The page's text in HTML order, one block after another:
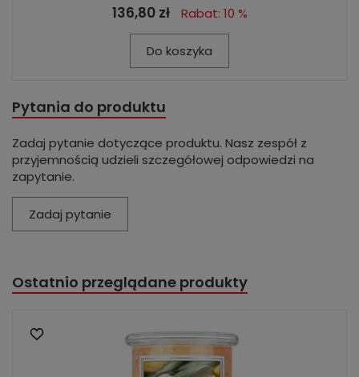
136,80 zł Rabat: 10 %
Do koszyka
Pytania do produktu
Zadaj pytanie dotyczące produktu. Nasz zespół z
przyjemnością udzieli szczegółowej odpowiedzi na
zapytanie.
Zadaj pytanie
Ostatnio przeglądane produkty